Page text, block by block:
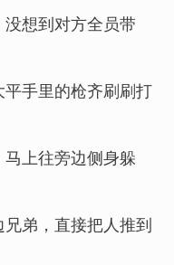
想到对方全员带
手里的枪齐刷刷打
上往旁边侧身躲
弟，直接把人推到